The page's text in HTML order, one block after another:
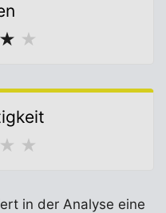
★ ★
★ ★
in der Analyse eine